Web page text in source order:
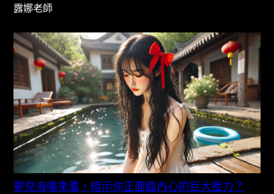
露娜老師
夢見海嘯來襲，暗示你正面臨內心的巨大壓力？